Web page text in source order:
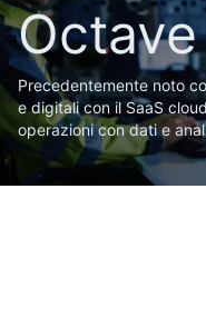
Precedentemente noto
e digitali con il SaaS
operazioni con dati e